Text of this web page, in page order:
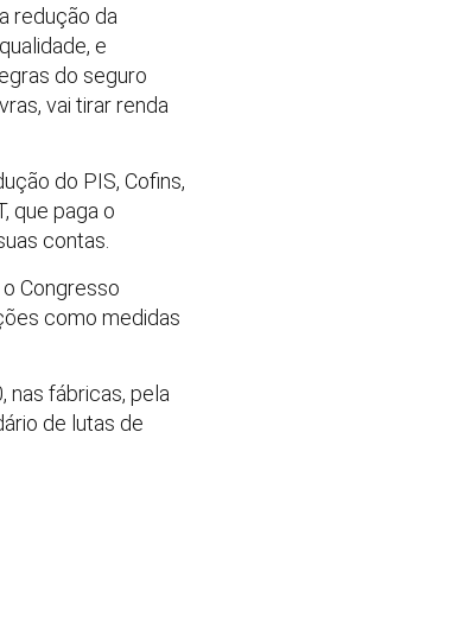
redução da
e
do seguro
vai tirar renda
do PIS, Cofins,
que paga o
contas.
Congresso
como medidas
nas fábricas, pela
de lutas de